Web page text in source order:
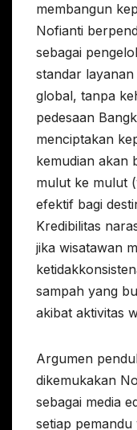
membangun
Nofianti
sebagai
standar
global, tanpa
pedesaan
menciptakan
kemudian akan
mulut ke mulut
efektif bagi
Kredibilitas
jika wisatawan
sampah yang
akibat aktivitas
Argumen
dikemukakan
sebagai media
setiap